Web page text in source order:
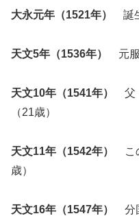
大永元年（1521年） 誕
天文5年（1536年） 元服
天文10年（1541年）
父
（21歳）
天文11年（1542年）
こ
歳）
天文16年（1547年）
分